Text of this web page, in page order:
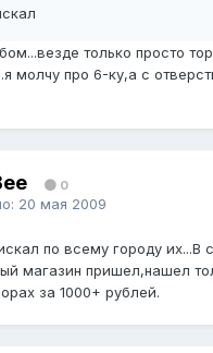
только просто
молчу про 6-ку,а с
0
20 мая 2009
по всему городу их...В
магазин пришел,нашел
за 1000+ рублей.